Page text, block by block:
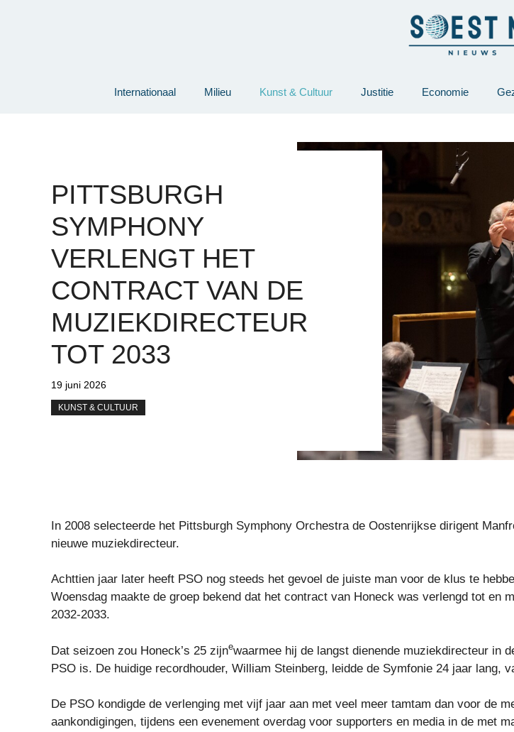
Internationaal Milieu Kunst & Cultuur Justitie Economie
PITTSBURGH
SYMPHONY
VERLENGT HET
CONTRACT VAN DE
MUZIEKDIRECTEUR
TOT 2033
19 juni 2026
KUNST & CULTUUR
In 2008 selecteerde het Pittsburgh Symphony Orchestra de Oostenrijkse dirigent
nieuwe muziekdirecteur.
Achttien jaar later heeft PSO nog steeds het gevoel de juiste man voor de klus te
Woensdag maakte de groep bekend dat het contract van Honeck was verlengd tot en
2032-2033.
Dat seizoen zou Honeck’s 25 zijnewaarmee hij de langst dienende muziekdirecteur in
PSO is. De huidige recordhouder, William Steinberg, leidde de Symfonie 24 jaar lang,
De PSO kondigde de verlenging met vijf jaar aan met veel meer tamtam dan voor de
aankondigingen, tijdens een evenement overdag voor supporters en media in de met